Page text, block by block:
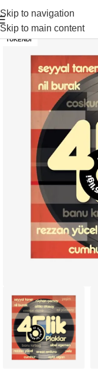
Skip to navigation
Skip to main content
TÜKENDI